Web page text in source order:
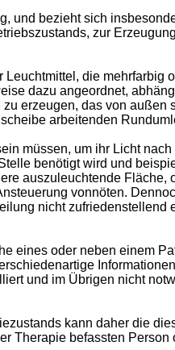
und bezieht sich
zur
die mehrfarbig
dazu angeordnet,
erzeugen, das von außen
arbeitenden
müssen, um ihr Licht
benötigt wird und
auszuleuchtende Fläche,
vonnöten.
nicht zufriedenstellend
eines oder neben einem
und im Übrigen nicht
kann daher die
Therapie befassten